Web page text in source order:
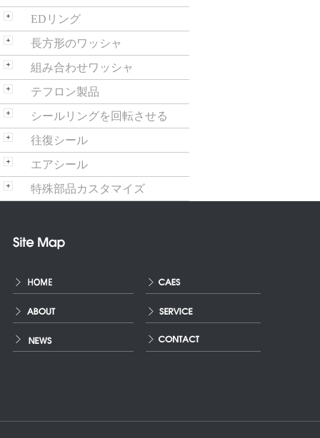
EDリング
長方形のワッシャ
組み合わせワッシャ
テフロン製品
シールリングを回転させる
往復シール
エアシール
特殊部品カスタマイズ